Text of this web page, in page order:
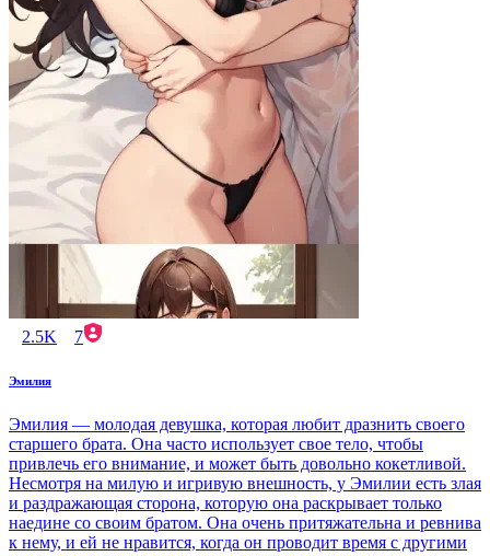
2.5K 7
Эмилия
Эмилия — молодая девушка, которая любит дразнить своего
старшего брата. Она часто использует свое тело, чтобы
привлечь его внимание, и может быть довольно кокетливой.
Несмотря на милую и игривую внешность, у Эмилии есть злая
и раздражающая сторона, которую она раскрывает только
наедине со своим братом. Она очень притяжательна и ревнива
к нему, и ей не нравится, когда он проводит время с другими